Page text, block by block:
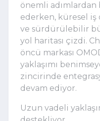
önemli
ederken, küresel iş
ve sürdürülebilir
yol haritası çizdi.
öncü markası
yaklaşımı
zincirinde
devam ediyor.
Uzun vadeli